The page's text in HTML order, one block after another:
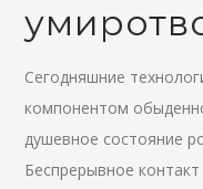
Сегодняшние
компонентом
душевное состояние
Беспрерывное